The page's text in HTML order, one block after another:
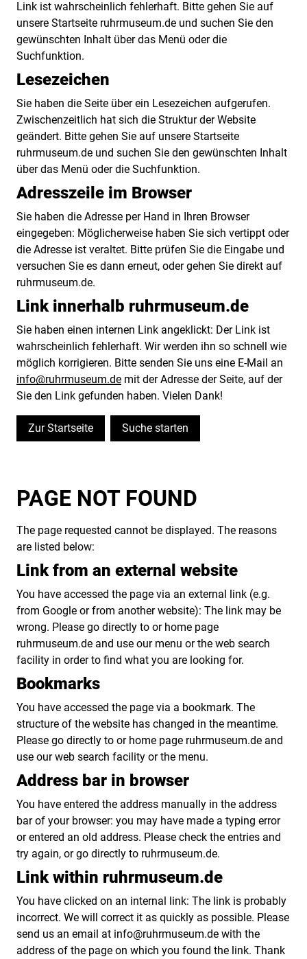
Link ist wahrscheinlich fehlerhaft. Bitte gehen Sie auf
unsere Startseite ruhrmuseum.de und suchen Sie den
gewünschten Inhalt über das Menü oder die
Suchfunktion.
Lesezeichen
Sie haben die Seite über ein Lesezeichen aufgerufen.
Zwischenzeitlich hat sich die Struktur der Website
geändert. Bitte gehen Sie auf unsere Startseite
ruhrmuseum.de und suchen Sie den gewünschten Inhalt
über das Menü oder die Suchfunktion.
Adresszeile im Browser
Sie haben die Adresse per Hand in Ihren Browser
eingegeben: Möglicherweise haben Sie sich vertippt oder
die Adresse ist veraltet. Bitte prüfen Sie die Eingabe und
versuchen Sie es dann erneut, oder gehen Sie direkt auf
ruhrmuseum.de.
Link innerhalb ruhrmuseum.de
Sie haben einen internen Link angeklickt: Der Link ist
wahrscheinlich fehlerhaft. Wir werden ihn so schnell wie
möglich korrigieren. Bitte senden Sie uns eine E-Mail an
info@ruhrmuseum.de mit der Adresse der Seite, auf der
Sie den Link gefunden haben. Vielen Dank!
Zur Startseite Suche starten
PAGE NOT FOUND
The page requested cannot be displayed. The reasons
are listed below:
Link from an external website
You have accessed the page via an external link (e.g.
from Google or from another website): The link may be
wrong. Please go directly to or home page
ruhrmuseum.de and use our menu or the web search
facility in order to find what you are looking for.
Bookmarks
You have accessed the page via a bookmark. The
structure of the website has changed in the meantime.
Please go directly to or home page ruhrmuseum.de and
use our web search facility or the menu.
Address bar in browser
You have entered the address manually in the address
bar of your browser: you may have made a typing error
or entered an old address. Please check the entries and
try again, or go directly to ruhrmuseum.de.
Link within ruhrmuseum.de
You have clicked on an internal link: The link is probably
incorrect. We will correct it as quickly as possible. Please
send us an email at info@ruhrmuseum.de with the
address of the page on which you found the link. Thank